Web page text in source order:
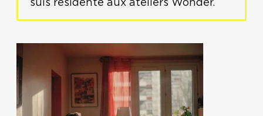
suis résidente aux ateliers Wonder.